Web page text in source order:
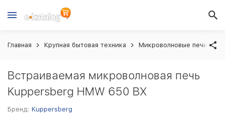
Главная Крупная бытовая техника Микроволновые печи
Встраиваемая микроволновая печь
Kuppersberg HMW 650 BX
Бренд: Kuppersberg